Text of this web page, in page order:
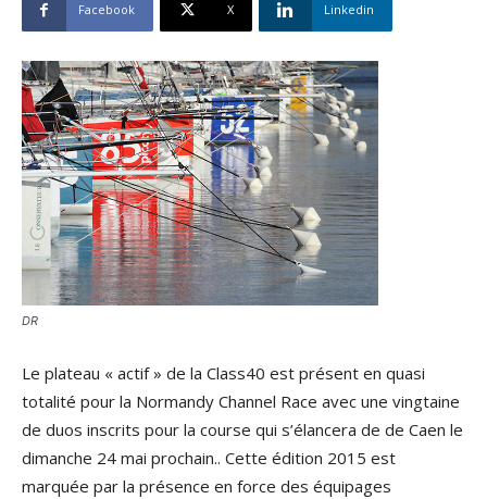
Facebook X Linkedin
DR
Le plateau « actif » de la Class40 est présent en quasi
totalité pour la Normandy Channel Race avec une vingtaine
de duos inscrits pour la course qui s’élancera de de Caen le
dimanche 24 mai prochain.. Cette édition 2015 est
marquée par la présence en force des équipages